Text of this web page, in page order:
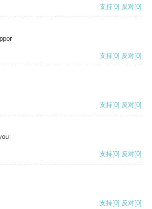
支持[0] 反对[0]
支持[0] 反对[0]
支持[0] 反对[0]
支持[0] 反对[0]
支持[0] 反对[0]